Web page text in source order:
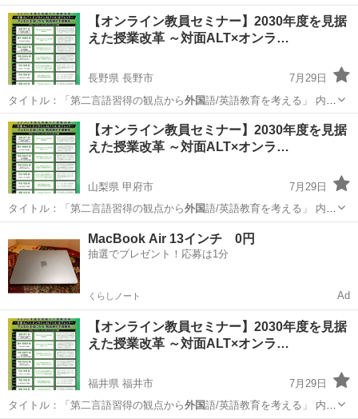
容：203…
埼玉 さいたま市 セミナー オンライン
【オンライン教員セミナー】2030年度を見据
えた授業改革 ～対面ALT×オンラ…
長野県 長野市
7月29日
タイトル：「第二言語習得の観点から外国語/英語教育を考える」 内
容：203…
長野 長野市 セミナー オンライン
【オンライン教員セミナー】2030年度を見据
えた授業改革 ～対面ALT×オンラ…
山梨県 甲府市
7月29日
タイトル：「第二言語習得の観点から外国語/英語教育を考える」 内
容：203…
オンライン
MacBook Air 13インチ 0円
抽選でプレゼント！応募は1分
くらしノート Ad
【オンライン教員セミナー】2030年度を見据
えた授業改革 ～対面ALT×オンラ…
福井県 福井市
7月29日
タイトル：「第二言語習得の観点から外国語/英語教育を考える」 内